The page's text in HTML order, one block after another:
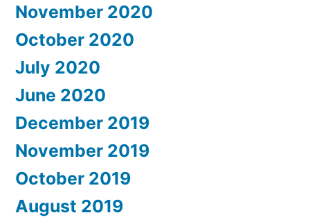
November 2020
October 2020
July 2020
June 2020
December 2019
November 2019
October 2019
August 2019